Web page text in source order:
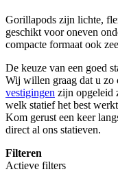
Gorillapods zijn lichte,
geschikt voor oneven
compacte formaat ook
De keuze van een goed
Wij willen graag dat u zo
vestigingen zijn opgeleid
welk statief het best
Kom gerust een keer
direct al ons statieven.
Filteren
Actieve filters